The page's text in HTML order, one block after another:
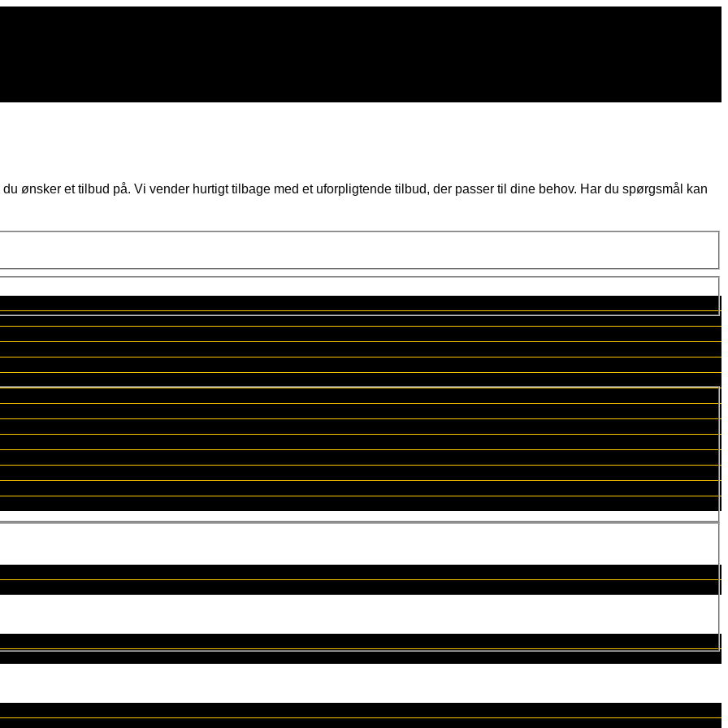
ønsker et tilbud på. Vi vender hurtigt tilbage med et uforpligtende tilbud, der passer til dine behov. Har du spørgsmål kan